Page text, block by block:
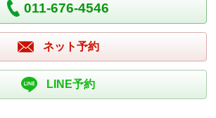
011-676-4546
ネット予約
LINE予約